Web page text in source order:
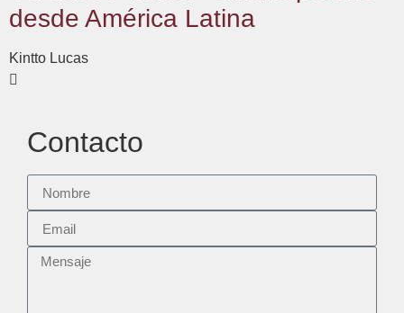
desde América Latina
Kintto Lucas
Contacto